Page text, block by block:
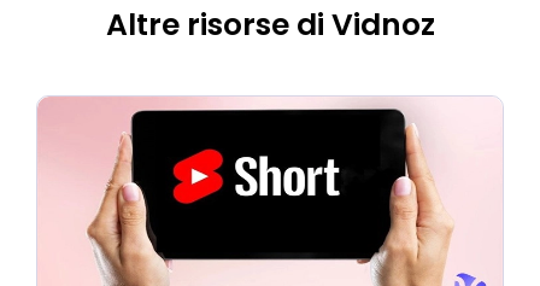
Altre risorse di Vidnoz